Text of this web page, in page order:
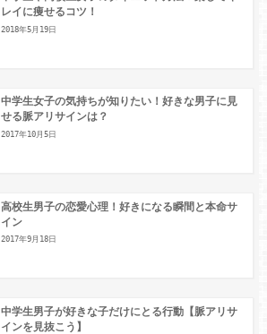
レイに痩せるコツ！
2018年5月19日
中学生女子の気持ちが知りたい！好きな男子に見
せる脈アリサインは？
2017年10月5日
高校生男子の恋愛心理！好きになる瞬間と本命サ
イン
2017年9月18日
中学生男子が好きな子だけにとる行動【脈アリサ
インを見抜こう】